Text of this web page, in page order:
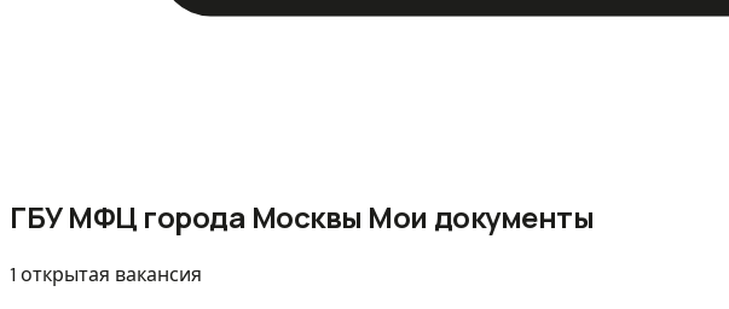
ГБУ МФЦ города Москвы Мои документы
1 открытая вакансия